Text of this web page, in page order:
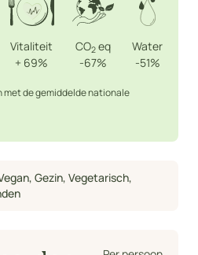
Vitaliteit
+ 69%
CO2 eq
-67%
Water
-51%
met de gemiddelde nationale
, Gezin, Vegetarisch,